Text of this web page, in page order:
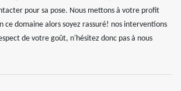
pour sa pose. Nous mettons à votre profit
ce domaine alors soyez rassuré! nos interventions
de votre goût, n'hésitez donc pas à nous